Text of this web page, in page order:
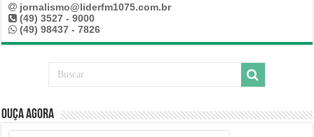
jornalismo@liderfm1075.com.br
(49) 3527 - 9000
(49) 98437 - 7826
Ouça Agora